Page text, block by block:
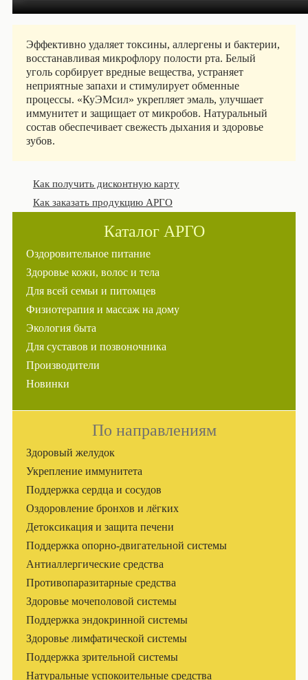
Эффективно удаляет токсины, аллергены и бактерии,
восстанавливая микрофлору полости рта. Белый
уголь сорбирует вредные вещества, устраняет
неприятные запахи и стимулирует обменные
процессы. «КуЭМсил» укрепляет эмаль, улучшает
иммунитет и защищает от микробов. Натуральный
состав обеспечивает свежесть дыхания и здоровье
зубов.
Как получить дисконтную карту
Как заказать продукцию АРГО
Каталог АРГО
Оздоровительное питание
Здоровье кожи, волос и тела
Для всей семьи и питомцев
Физиотерапия и массаж на дому
Экология быта
Для суставов и позвоночника
Производители
Новинки
По направлениям
Здоровый желудок
Укрепление иммунитета
Поддержка сердца и сосудов
Оздоровление бронхов и лёгких
Детоксикация и защита печени
Поддержка опорно-двигательной системы
Антиаллергические средства
Противопаразитарные средства
Здоровье мочеполовой системы
Поддержка эндокринной системы
Здоровье лимфатической системы
Поддержка зрительной системы
Натуральные успокоительные средства